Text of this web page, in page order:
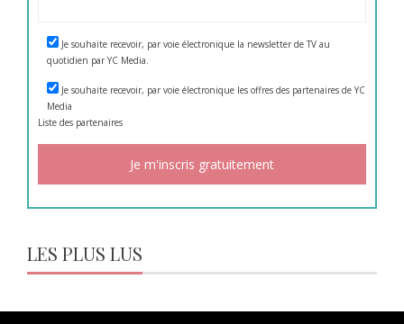
Je souhaite recevoir, par voie électronique la newsletter de TV au
quotidien par YC Media.
Je souhaite recevoir, par voie électronique les offres des partenaires de YC
Media
Liste des partenaires
LES PLUS LUS